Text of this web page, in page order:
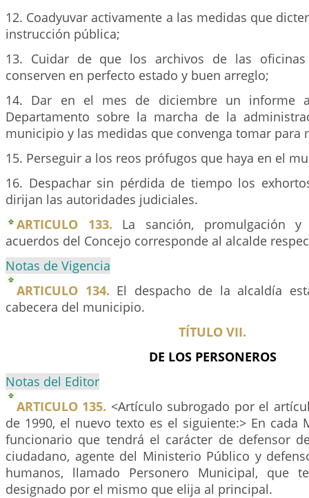
12. Coadyuvar activamente a las medidas que
instrucción pública;
13. Cuidar de que los archivos de las
conserven en perfecto estado y buen arreglo;
14. Dar en el mes de diciembre un informe
Departamento sobre la marcha de la
municipio y las medidas que convenga tomar para
15. Perseguir a los reos prófugos que haya en el
16. Despachar sin pérdida de tiempo los
dirijan las autoridades judiciales.
ARTICULO 133. La sanción, promulgación
acuerdos del Concejo corresponde al alcalde
Notas de Vigencia
ARTICULO 134. El despacho de la alcaldía
cabecera del municipio.
TÍTULO VII.
DE LOS PERSONEROS
Notas del Editor
ARTICULO 135. <Artículo subrogado por el
de 1990, el nuevo texto es el siguiente:> En cada
funcionario que tendrá el carácter de defensor
ciudadano, agente del Ministerio Público y
humanos, llamado Personero Municipal, que
designado por el mismo que elija al principal.